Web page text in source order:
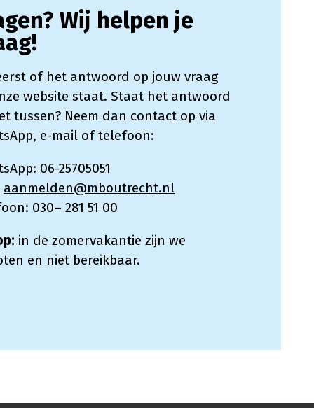
Wij helpen je
of het antwoord op jouw vraag
website staat. Staat het antwoord
tussen? Neem dan contact op via
e-mail of telefoon:
06-25705051
aanmelden@mboutrecht.nl
030– 281 51 00
in de zomervakantie zijn we
en niet bereikbaar.